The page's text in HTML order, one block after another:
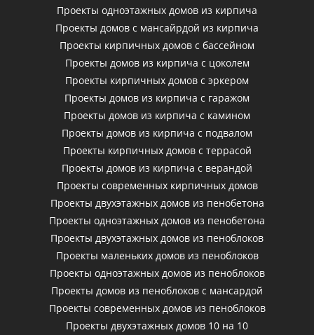
Проекты одноэтажных домов из кирпича
Проекты домов с мансайрдой из кирпича
Проекты кирпичных домов с бассейном
Проекты домов из кирпича с цоколем
Проекты кирпичных домов с эркером
Проекты домов из кирпича с гаражом
Проекты домов из кирпича с камином
Проекты домов из кирпича с подвалом
Проекты кирпичных домов с террасой
Проекты домов из кирпича с верандой
Проекты современных кирпичных домов
Проекты двухэтажных домов из пенобетона
Проекты одноэтажных домов из пенобетона
Проекты двухэтажных домов из пеноблоков
Проекты маленьких домов из пеноблоков
Проекты одноэтажных домов из пеноблоков
Проекты домов из пеноблоков с мансардой
Проекты современных домов из пеноблоков
Проекты двухэтажных домов 10 на 10